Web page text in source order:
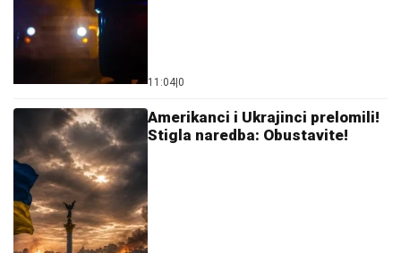
Voditeljki RTS-a TELO CELO U MIŠIĆIMA, skinula se
u bikini i pokazala RASNE OBLINE Skroz joj
popustile kočnice, slike sa odmora napravile dar-mar